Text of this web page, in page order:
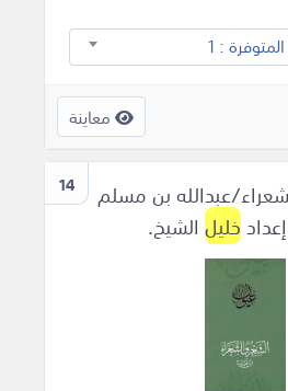
: 1
معاينة
14
عبدالله بن مسلم
خليل الشيخ.